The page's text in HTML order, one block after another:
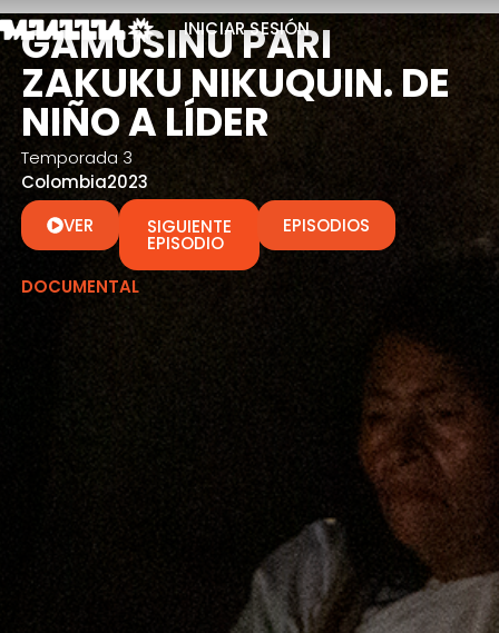
INICIAR SESIÓN
GAMUSINU PARI
ZAKUKU NIKUQUIN. DE
NIÑO A LÍDER
Temporada 3
Colombia2023
VER
SIGUIENTE
EPISODIO
EPISODIOS
DOCUMENTAL